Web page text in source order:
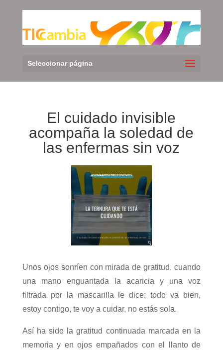
Seleccionar página
El cuidado invisible
acompaña la soledad de
las enfermas sin voz
Unos ojos sonríen con mirada de gratitud, cuando
una mano enguantada la acaricia y una voz
filtrada por la mascarilla le dice: todo va bien,
estoy contigo, te voy a cuidar, no estás sola.
Así ha sido la gratitud continuada marcada en la
memoria y en ojos empañados con el llanto de